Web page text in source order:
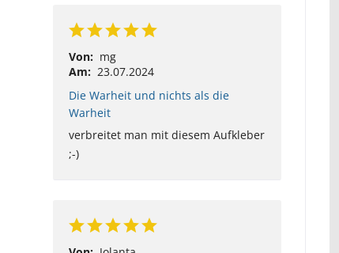
Von: mg
Am: 23.07.2024
Die Warheit und nichts als die
Warheit
verbreitet man mit diesem Aufkleber
;-)